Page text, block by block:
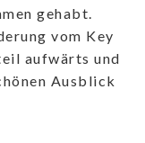
gehabt.
vom Key
aufwärts und
Ausblick